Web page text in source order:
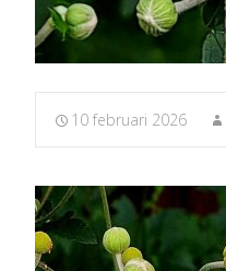
10 februari 2026